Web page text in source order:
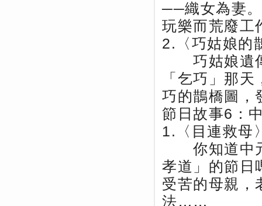
──織女為妻
玩樂而荒廢
2.〈巧姑娘的
巧姑娘遺傳
「乞巧」那
巧的鵲橋圖
節日故事6：
1.〈目連救母
你知道中元
孝道」的節日
受苦的母親，
法……